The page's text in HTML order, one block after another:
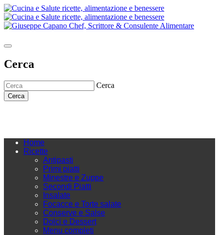
Cerca
Cerca
Cerca
Home
Ricette
Antipasti
Primi piatti
Minestre e Zuppe
Secondi Piatti
Insalate
Focacce e Torte salate
Conserve e Salse
Dolci e Dessert
Menu completi